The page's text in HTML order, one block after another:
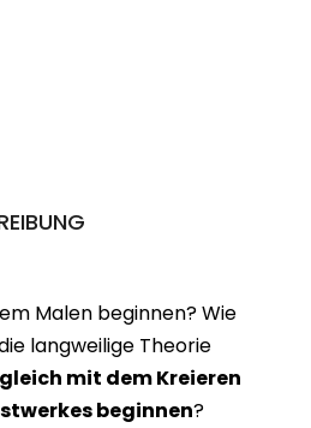
Malen beginnen? Wie
langweilige Theorie
gleich mit dem Kreieren
beginnen?